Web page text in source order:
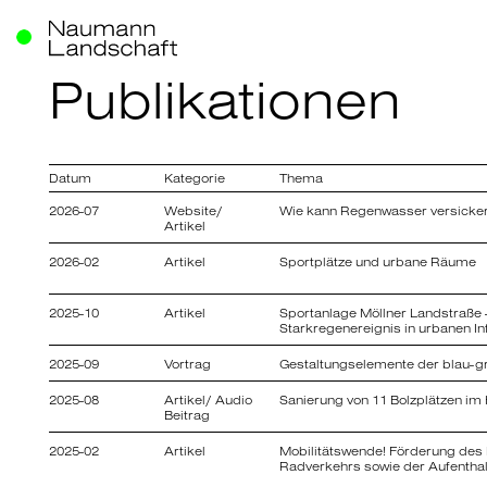
Publikationen
Datum Kategorie Thema
2026-07
Website/
Artikel
Wie kann Regenwasser
Ort
2026-02 Artikel
Sportplätze und urbane Räume
Landstraße in Hamburg
Torge Hauschild
Ort
Mehr erfahren
2025-10 Artikel
Sportanlage Möllner Landstraße
Starkregenereignis in urbanen
Erfahrungen mit einer
die Starkregenvorsorge
Julia Döring, Tomke Grassl,
Ort
2025-09 Vortrag
Gestaltungselemente der blau-
Ein Stadion im Stresstest -
Starkregenvorsorge (
Landstraße)
2025-08
Artikel/ Audio
Beitrag
Sanierung von 11 Bolzplätzen
werden saniert
2025-02 Artikel
Mobilitätswende! Förderung des
Radverkehrs sowie der